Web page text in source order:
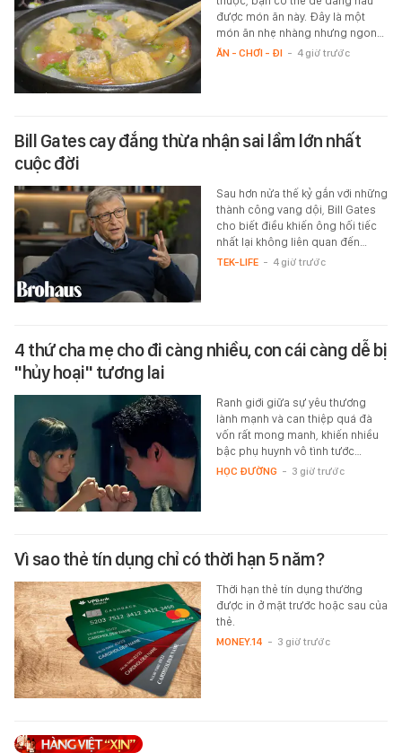
được món ăn này. Đây là một
món ăn nhẹ nhàng nhưng ngon…
ĂN - CHƠI - ĐI - 4 giờ trước
Bill Gates cay đắng thừa nhận sai lầm lớn nhất
cuộc đời
Sau hơn nửa thế kỷ gắn với những
thành công vang dội, Bill Gates
cho biết điều khiến ông hối tiếc
nhất lại không liên quan đến…
TEK-LIFE - 4 giờ trước
4 thứ cha mẹ cho đi càng nhiều, con cái càng dễ bị
"hủy hoại" tương lai
Ranh giới giữa sự yêu thương
lành mạnh và can thiệp quá đà
vốn rất mong manh, khiến nhiều
bậc phụ huynh vô tình tước…
HỌC ĐƯỜNG - 3 giờ trước
Vì sao thẻ tín dụng chỉ có thời hạn 5 năm?
Thời hạn thẻ tín dụng thường
được in ở mặt trước hoặc sau của
thẻ.
MONEY.14 - 3 giờ trước